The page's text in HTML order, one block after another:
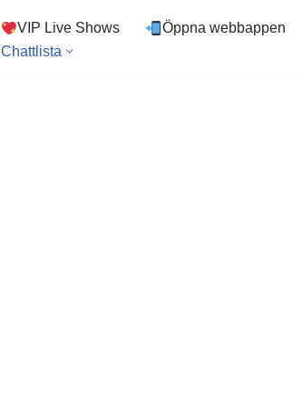
VIP Live Shows Öppna webbappen
Chattlista